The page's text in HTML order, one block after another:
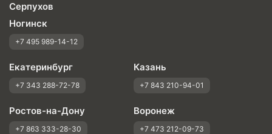
Серпухов
Ногинск
+7 495 989-14-12
Екатеринбург
+7 343 288-72-78
Казань
+7 843 210-94-01
Ростов-на-Дону
+7 863 333-28-30
Воронеж
+7 473 212-09-73